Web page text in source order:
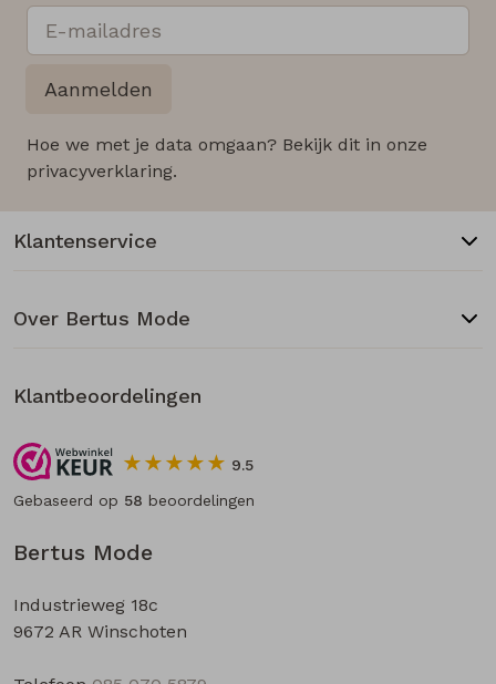
Aanmelden
Hoe we met je data omgaan? Bekijk dit in onze
privacyverklaring.
Bertus Mode
Industrieweg 18c
9672 AR Winschoten
Klantenservice
Over Bertus Mode
Klantbeoordelingen
9.5
Gebaseerd op 58 beoordelingen